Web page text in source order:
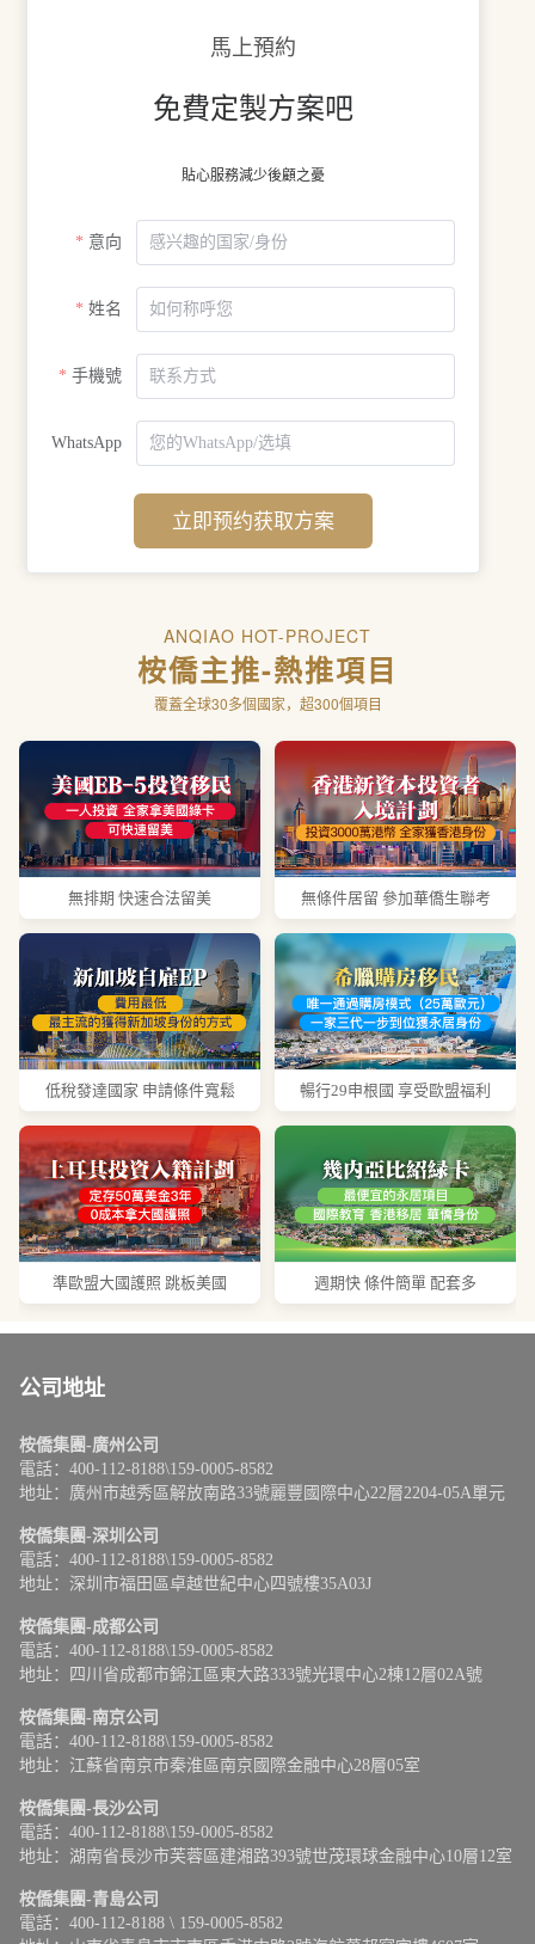
馬上預約
免費定製方案吧
貼心服務減少後顧之憂
意向
姓名
手機號
WhatsApp
立即预约获取方案
ANQIAO HOT-PROJECT
桉僑主推-熱推項目
覆蓋全球30多個國家，超300個項目
無排期 快速合法留美 無條件居留 參加華僑生聯考
低稅發達國家 申請條件寬鬆 暢行29申根國 享受歐盟福利
準歐盟大國護照 跳板美國 週期快 條件簡單 配套多
公司地址
桉僑集團-廣州公司
電話：400-112-8188\159-0005-8582
地址：廣州市越秀區解放南路33號麗豐國際中心22層2204-05A單元
桉僑集團-深圳公司
電話：400-112-8188\159-0005-8582
地址：深圳市福田區卓越世紀中心四號樓35A03J
桉僑集團-成都公司
電話：400-112-8188\159-0005-8582
地址：四川省成都市錦江區東大路333號光環中心2棟12層02A號
桉僑集團-南京公司
電話：400-112-8188\159-0005-8582
地址：江蘇省南京市秦淮區南京國際金融中心28層05室
桉僑集團-長沙公司
電話：400-112-8188\159-0005-8582
地址：湖南省長沙市芙蓉區建湘路393號世茂環球金融中心10層12室
桉僑集團-青島公司
電話：400-112-8188 \ 159-0005-8582